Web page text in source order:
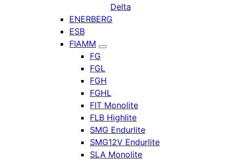
Delta
ENERBERG
ESB
FIAMM
FG
FGL
FGH
FGHL
FIT Monolite
FLB Highlite
SMG Endurlite
SMG12V Endurlite
SLA Monolite